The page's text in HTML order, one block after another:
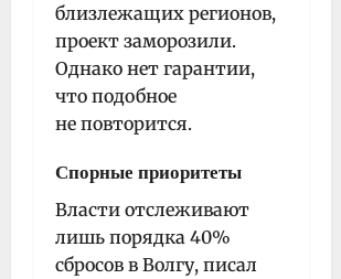
близлежащих регионов,
проект заморозили.
Однако нет гарантии,
что подобное
не повторится.
Спорные приоритеты
Власти отслеживают
лишь порядка 40%
сбросов в Волгу, писал